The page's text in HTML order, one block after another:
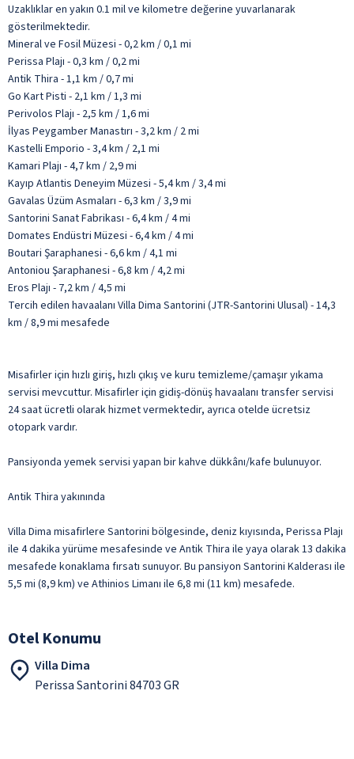
Uzaklıklar en yakın 0.1 mil ve kilometre değerine yuvarlanarak
gösterilmektedir.
Mineral ve Fosil Müzesi - 0,2 km / 0,1 mi
Perissa Plajı - 0,3 km / 0,2 mi
Antik Thira - 1,1 km / 0,7 mi
Go Kart Pisti - 2,1 km / 1,3 mi
Perivolos Plajı - 2,5 km / 1,6 mi
İlyas Peygamber Manastırı - 3,2 km / 2 mi
Kastelli Emporio - 3,4 km / 2,1 mi
Kamari Plajı - 4,7 km / 2,9 mi
Kayıp Atlantis Deneyim Müzesi - 5,4 km / 3,4 mi
Gavalas Üzüm Asmaları - 6,3 km / 3,9 mi
Santorini Sanat Fabrikası - 6,4 km / 4 mi
Domates Endüstri Müzesi - 6,4 km / 4 mi
Boutari Şaraphanesi - 6,6 km / 4,1 mi
Antoniou Şaraphanesi - 6,8 km / 4,2 mi
Eros Plajı - 7,2 km / 4,5 mi
Tercih edilen havaalanı Villa Dima Santorini (JTR-Santorini Ulusal) - 14,3
km / 8,9 mi mesafede
Misafirler için hızlı giriş, hızlı çıkış ve kuru temizleme/çamaşır yıkama
servisi mevcuttur. Misafirler için gidiş-dönüş havaalanı transfer servisi
24 saat ücretli olarak hizmet vermektedir, ayrıca otelde ücretsiz
otopark vardır.
Pansiyonda yemek servisi yapan bir kahve dükkânı/kafe bulunuyor.
Antik Thira yakınında
Villa Dima misafirlere Santorini bölgesinde, deniz kıyısında, Perissa Plajı
ile 4 dakika yürüme mesafesinde ve Antik Thira ile yaya olarak 13 dakika
mesafede konaklama fırsatı sunuyor. Bu pansiyon Santorini Kalderası ile
5,5 mi (8,9 km) ve Athinios Limanı ile 6,8 mi (11 km) mesafede.
Otel Konumu
Villa Dima
Perissa Santorini 84703 GR